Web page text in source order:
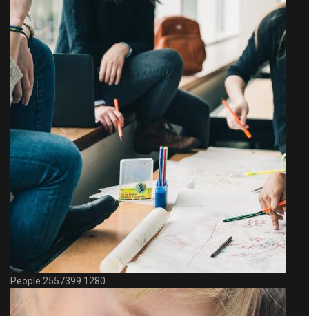
People 2557399 1280